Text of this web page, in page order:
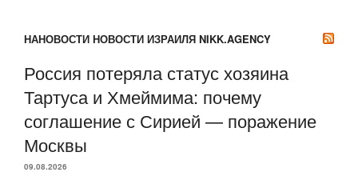
НАНОВОСТИ НОВОСТИ ИЗРАИЛЯ NIKK.AGENCY
Россия потеряла статус хозяина
Тартуса и Хмеймима: почему
соглашение с Сирией — поражение
Москвы
09.08.2026